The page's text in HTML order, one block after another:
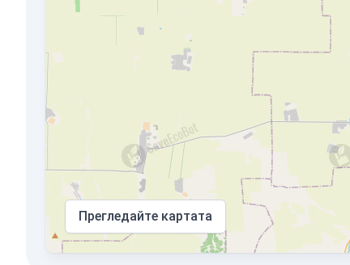
Прегледайте картата